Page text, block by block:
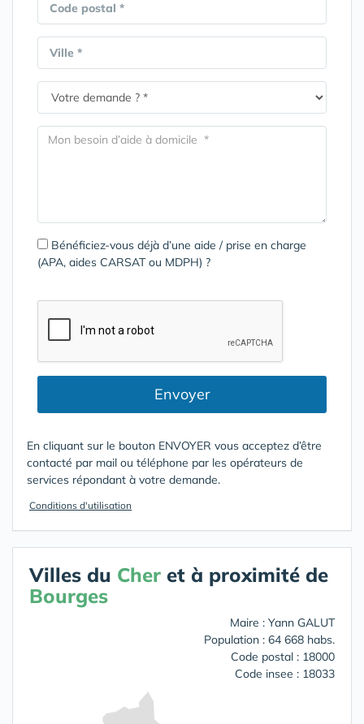
Code postal *
Ville *
Bénéficiez-vous déjà d’une aide / prise en charge
(APA, aides CARSAT ou MDPH) ?
Envoyer
En cliquant sur le bouton ENVOYER vous acceptez d’être
contacté par mail ou téléphone par les opérateurs de
services répondant à votre demande.
Conditions d'utilisation
Villes du Cher et à proximité de
Bourges
Maire : Yann GALUT
Population : 64 668 habs.
Code postal : 18000
Code insee : 18033